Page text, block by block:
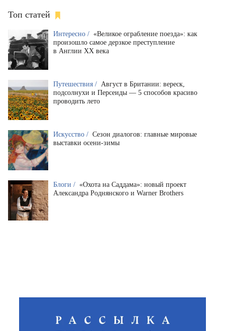
Топ статей
Интересно / «Великое ограбление поезда»: как
произошло самое дерзкое преступление
в Англии XX века
Путешествия / Август в Британии: вереск,
подсолнухи и Персеиды — 5 способов красиво
проводить лето
Искусство / Сезон диалогов: главные мировые
выставки осени-зимы
Блоги / «Охота на Саддама»: новый проект
Александра Роднянского и Warner Brothers